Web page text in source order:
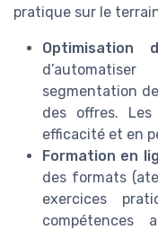
pratique sur le
Optimisation
segmentation
des offres.
efficacité et en
Formation en
des formats
exercices
compétences